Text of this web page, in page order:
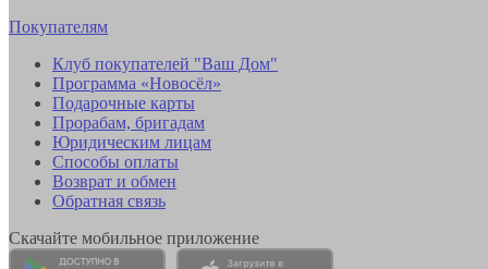
Покупателям
Клуб покупателей "Ваш Дом"
Программа «Новосёл»
Подарочные карты
Прорабам, бригадам
Юридическим лицам
Способы оплаты
Возврат и обмен
Обратная связь
Скачайте мобильное приложение